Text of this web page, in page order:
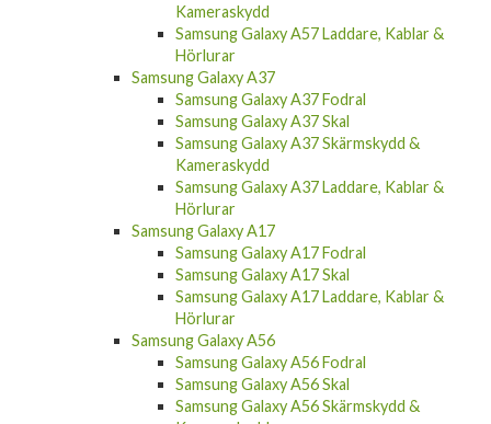
Kameraskydd
Samsung Galaxy A57 Laddare, Kablar &
Hörlurar
Samsung Galaxy A37
Samsung Galaxy A37 Fodral
Samsung Galaxy A37 Skal
Samsung Galaxy A37 Skärmskydd &
Kameraskydd
Samsung Galaxy A37 Laddare, Kablar &
Hörlurar
Samsung Galaxy A17
Samsung Galaxy A17 Fodral
Samsung Galaxy A17 Skal
Samsung Galaxy A17 Laddare, Kablar &
Hörlurar
Samsung Galaxy A56
Samsung Galaxy A56 Fodral
Samsung Galaxy A56 Skal
Samsung Galaxy A56 Skärmskydd &